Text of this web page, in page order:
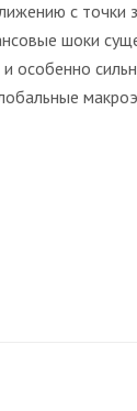
с точки
шоки